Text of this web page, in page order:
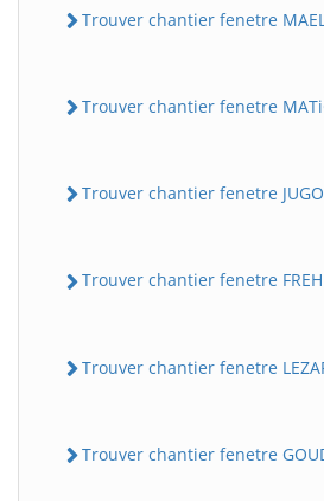
Trouver chantier fenetre
Trouver chantier fenetre
Trouver chantier fenetre
Trouver chantier fenetre
Trouver chantier fenetre
Trouver chantier fenetre